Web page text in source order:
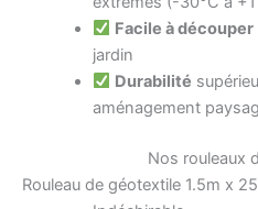
Facile à découper
jardin
Durabilité
aménagement
Nos rouleaux
Rouleau de géotextile 1.5m x